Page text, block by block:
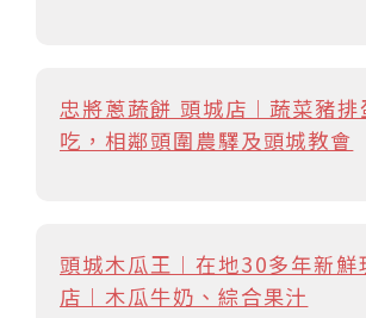
忠將蔥蔬餅 頭城店︱蔬菜豬
吃，相鄰頭圍農驛及頭城教會
頭城木瓜王︱在地30多年新鮮
店︱木瓜牛奶、綜合果汁